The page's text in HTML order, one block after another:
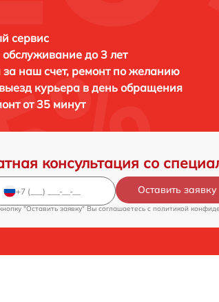
сервис
обслуживание до 3 лет
наш счет, ремонт по желанию
курьера в день обращения
от 35 минут
консультация со
Оставить заявку
"Оставить заявку" Вы соглашаетесь c политикой